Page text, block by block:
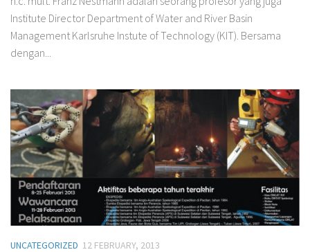
Institute Director Department of Water and River Basin
Management Karlsruhe Instute of Technology (KIT). Bersama
dengan...
UNCATEGORIZED 12 FEBRUARY, 2013